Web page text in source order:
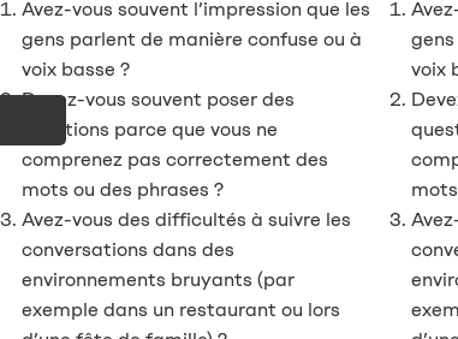
Avez-vous souvent l’impression que les
gens parlent de manière confuse ou à
voix basse ?
Devez-vous souvent poser des
questions parce que vous ne
comprenez pas correctement des
mots ou des phrases ?
Avez-vous des difficultés à suivre les
conversations dans des
environnements bruyants (par
exemple dans un restaurant ou lors
voix